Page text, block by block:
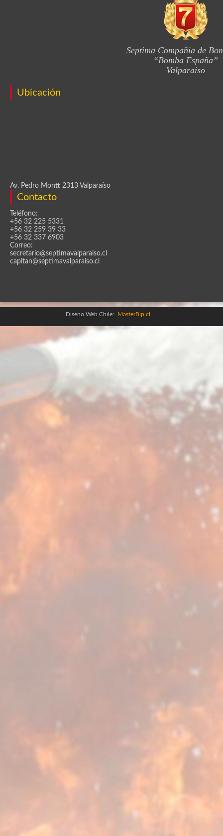
Septima Compañia de
“Bomba España”
Valparaíso
Ubicación
Av. Pedro Montt 2313 Valparaíso
Contacto
Teléfono:
+56 32 225 5331
+56 32 259 39 33
+56 32 337 6903
Correo:
secretario@septimavalparaiso.cl
capitan@septimavalparaiso.cl
Diseno Web Chile: MasterBip.cl